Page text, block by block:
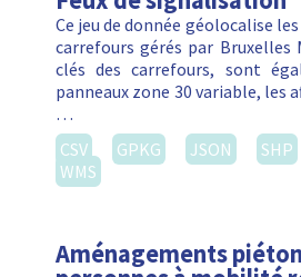
Ce jeu de donnée géolocalise les
carrefours gérés par Bruxelles
clés des carrefours, sont
panneaux zone 30 variable, les
…
CSV
GPKG JSON SHP
WMS
Aménagements